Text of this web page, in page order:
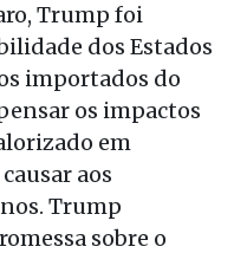
Trump foi
dos Estados
importados do
os impactos
em
aos
Trump
sobre o